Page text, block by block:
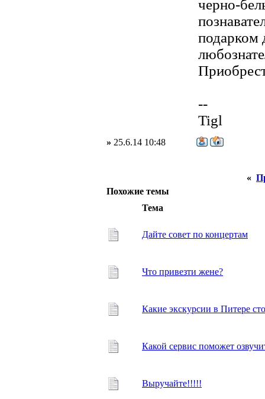
черно-
подарком
--
Tigl
» 25.6.14 10:48
«
Похожие темы
Тема
Дайте совет по концертам
Что привезти жене?
Какие экскурсии в Питере
Какой сервис поможет
Выручайте!!!!!